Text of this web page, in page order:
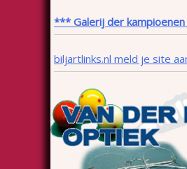
*** Galerij der
biljartlinks.nl meld je site